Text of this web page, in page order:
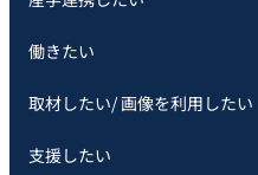
働きたい
取材したい/ 画像を利用したい
支援したい